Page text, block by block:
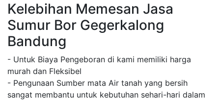
Kelebihan Memesan Jasa
Sumur Bor Gegerkalong
Bandung
- Untuk Biaya Pengeboran di kami memiliki harga
murah dan Fleksibel
- Pengunaan Sumber mata Air tanah yang bersih
sangat membantu untuk kebutuhan sehari-hari dalam